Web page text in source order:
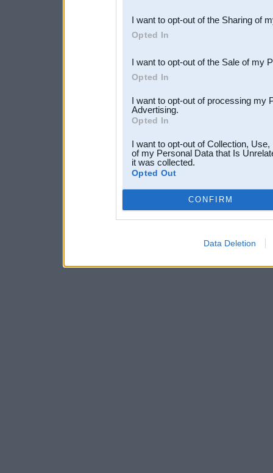
Downstream Participants
third parties.
I want to opt-out of the Sharing of
Opted In
I want to opt-out of the Sale of my
Opted In
I want to opt-out of processing my
Advertising.
Opted In
I want to opt-out of Collection,
of my Personal Data that Is
it was collected.
Opted Out
CONFIRM
Data Deletion